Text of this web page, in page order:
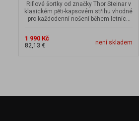
Riflové šortky od značky Thor Steinar v
klasickém pěti-kapsovém střihu vhodné
pro každodenní nošení během letních
1 990 Kč
82,13 € není skladem